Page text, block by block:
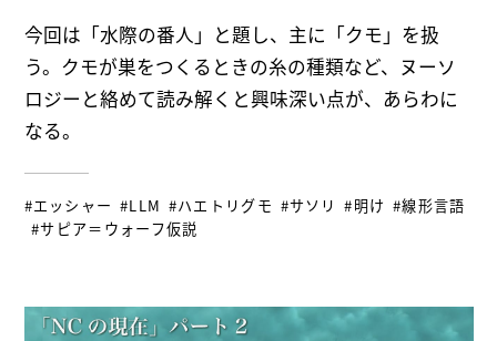
今回は「水際の番人」と題し、主に「クモ」を扱
う。クモが巣をつくるときの糸の種類など、ヌーソ
ロジーと絡めて読み解くと興味深い点が、あらわに
なる。
#エッシャー #LLM #ハエトリグモ #サソリ #明け #線形言語
#サピア＝ウォーフ仮説